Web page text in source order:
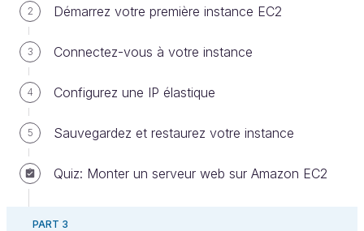
2 Démarrez votre première instance EC2
3 Connectez-vous à votre instance
4 Configurez une IP élastique
5 Sauvegardez et restaurez votre instance
Quiz: Monter un serveur web sur Amazon EC2
PART 3
Bonjour et bienvenue dans ce cours consacré à
Amazon Web Services.
Dans ce cours, vous allez découvrir les
pratiqueset les
connaissances
fondamentales
qui vous aideront à prendre en
main les services essentiels d’AWS. Vous apprendrez
à exploiter leur flexibilité afin de minimiser vos coûts
de gestion et obtenir une stabilité durable, que ce
soit pour développer votre site web, ou bien